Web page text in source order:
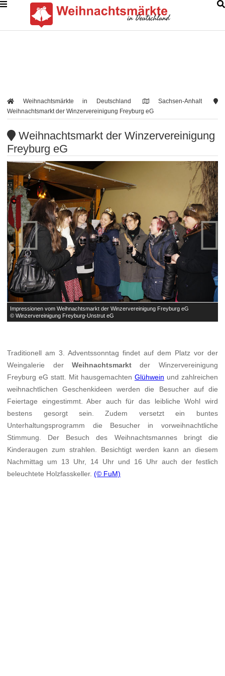
Weihnachtsmärkte in Deutschland
Sachsen-Anhalt
Weihnachtsmarkt der Winzervereinigung Freyburg eG
Weihnachtsmarkt der Winzervereinigung
Freyburg eG
Impressionen vom Weihnachtsmarkt der Winzervereinigung Freyburg eG
© Winzervereinigung Freyburg-Unstrut eG
 
Traditionell am 3. Adventssonntag findet auf dem Platz vor der
Weingalerie der Weihnachtsmarktder Winzervereinigung
Freyburg eG statt. Mit hausgemachten Glühwein und zahlreichen
weihnachtlichen Geschenkideen werden die Besucher auf die
Feiertage eingestimmt. Aber auch für das leibliche Wohl wird
bestens gesorgt sein. Zudem versetzt ein buntes
Unterhaltungsprogramm die Besucher in vorweihnachtliche
Stimmung. Der Besuch des Weihnachtsmannes bringt die
Kinderaugen zum strahlen. Besichtigt werden kann an diesem
Nachmittag um 13 Uhr, 14 Uhr und 16 Uhr auch der festlich
beleuchtete Holzfasskeller.(© FuM)